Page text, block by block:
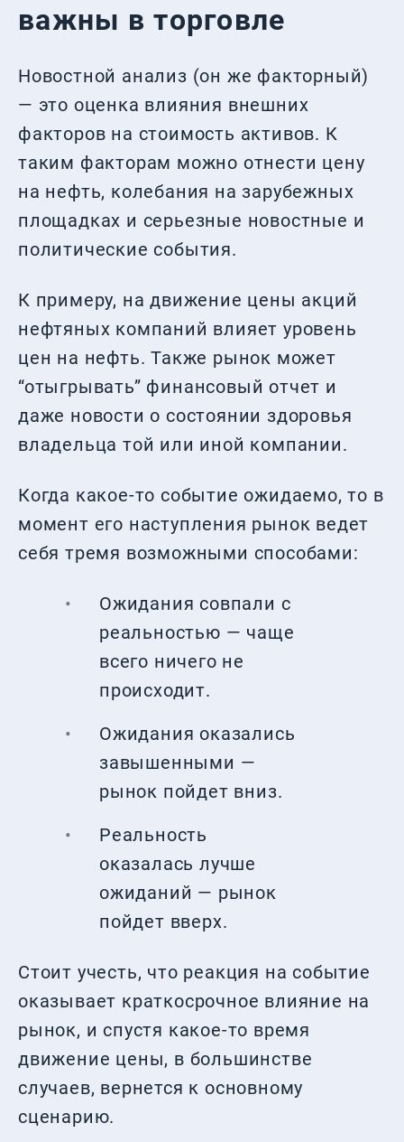
важны в торговле
Новостной анализ (он же факторный)
— это оценка влияния внешних
факторов на стоимость активов. К
таким факторам можно отнести цену
на нефть, колебания на зарубежных
площадках и серьезные новостные и
политические события.
К примеру, на движение цены акций
нефтяных компаний влияет уровень
цен на нефть. Также рынок может
“отыгрывать” финансовый отчет и
даже новости о состоянии здоровья
владельца той или иной компании.
Когда какое-то событие ожидаемо, то в
момент его наступления рынок ведет
себя тремя возможными способами:
Ожидания совпали с
реальностью — чаще
всего ничего не
происходит.
Ожидания оказались
завышенными —
рынок пойдет вниз.
Реальность
оказалась лучше
ожиданий — рынок
пойдет вверх.
Стоит учесть, что реакция на событие
оказывает краткосрочное влияние на
рынок, и спустя какое-то время
движение цены, в большинстве
случаев, вернется к основному
сценарию.